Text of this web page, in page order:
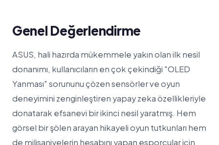
Genel Değerlendirme
ASUS, hali hazırda mükemmele yakın olan ilk nesil
donanımı, kullanıcıların en çok çekindiği "OLED
Yanması" sorununu çözen sensörler ve oyun
deneyimini zenginleştiren yapay zeka özellikleriyle
donatarak efsanevi bir ikinci nesil yaratmış. Hem
görsel bir şölen arayan hikayeli oyun tutkunları hem
de milisaniyelerin hesabını yapan esporcular için